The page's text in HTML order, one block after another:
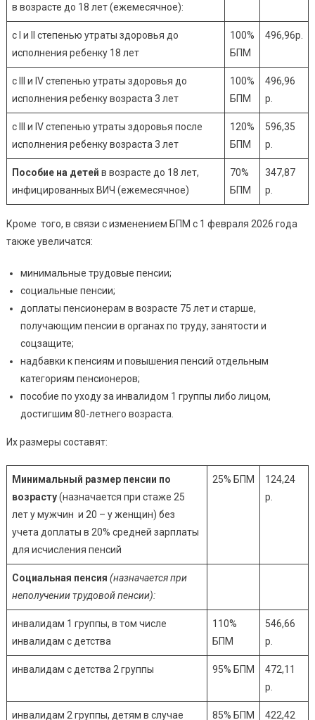
в возрасте до 18 лет (ежемесячное):
с I и II степенью утраты здоровья до
исполнения ребенку 18 лет
100%
БПМ
496,96р.
с III и IV степенью утраты здоровья до
исполнения ребенку возраста 3 лет
100%
БПМ
496,96
р.
с III и IV степенью утраты здоровья после
исполнения ребенку возраста 3 лет
120%
БПМ
596,35
р.
Пособие на детей в возрасте до 18 лет,
инфицированных ВИЧ (ежемесячное)
70%
БПМ
347,87
р.
Кроме того, в связи с изменением БПМ с 1 февраля 2026 года
также увеличатся:
минимальные трудовые пенсии;
социальные пенсии;
доплаты пенсионерам в возрасте 75 лет и старше,
получающим пенсии в органах по труду, занятости и
соцзащите;
надбавки к пенсиям и повышения пенсий отдельным
категориям пенсионеров;
пособие по уходу за инвалидом 1 группы либо лицом,
достигшим 80-летнего возраста.
Их размеры составят:
Минимальный размер пенсии по
возрасту(назначается при стаже 25
лет у мужчин и 20 – у женщин) без
учета доплаты в 20% средней зарплаты
для исчисления пенсий
25% БПМ
124,24
р.
Социальная пенсия (назначается при
неполучении трудовой пенсии):
инвалидам 1 группы, в том числе
инвалидам с детства
110%
БПМ
546,66
р.
инвалидам с детства 2 группы 95% БПМ
472,11
р.
инвалидам 2 группы, детям в случае 85% БПМ 422,42